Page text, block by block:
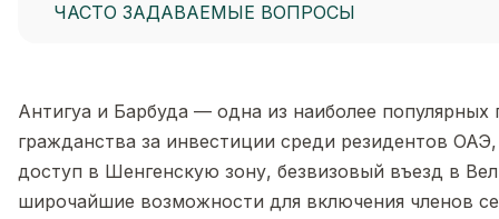
ЧАСТО ЗАДАВАЕМЫЕ ВОПРОСЫ
Антигуа и Барбуда — одна из наиболее популярных
гражданства за инвестиции среди резидентов
доступ в Шенгенскую зону, безвизовый въезд в
широчайшие возможности для включения членов